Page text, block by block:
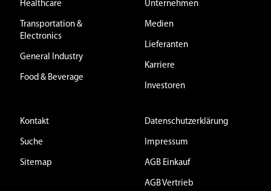
Healthcare
Transportation &
Electronics
General Industry
Food & Beverage
Unternehmen
Medien
Lieferanten
Karriere
Investoren
Kontakt
Suche
Sitemap
Datenschutzerklärung
Impressum
AGB Einkauf
AGB Vertrieb